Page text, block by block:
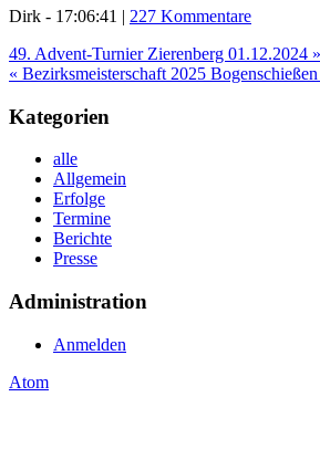
Dirk - 17:06:41 | 227 Kommentare
49. Advent-Turnier Zierenberg 01.12.2024 »
« Bezirksmeisterschaft 2025
Kategorien
alle
Allgemein
Erfolge
Termine
Berichte
Presse
Administration
Anmelden
Atom